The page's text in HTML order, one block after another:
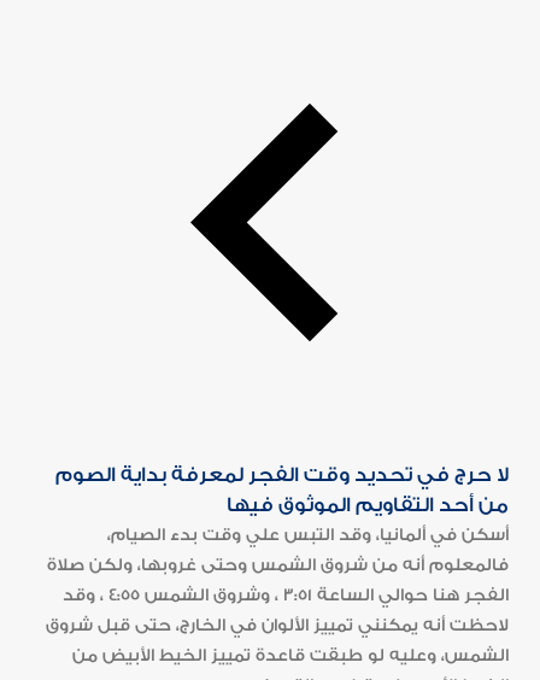
لا حرج في تحديد وقت الفجر لمعرفة بداية الصوم
من أحد التقاويم الموثوق فيها
أسكن في ألمانيا، وقد التبس علي وقت بدء الصيام،
فالمعلوم أنه من شروق الشمس وحتى غروبها، ولكن صلاة
الفجر هنا حوالي الساعة 3:51 ، وشروق الشمس 4:55 ، وقد
لاحظت أنه يمكنني تمييز الألوان في الخارج، حتى قبل شروق
الشمس، وعليه لو طبقت قاعدة تمييز الخيط الأبيض من